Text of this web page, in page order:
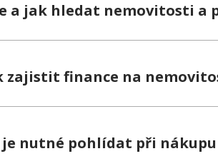
a jak hledat nemovitosti a
zajistit finance na
je nutné pohlídat při